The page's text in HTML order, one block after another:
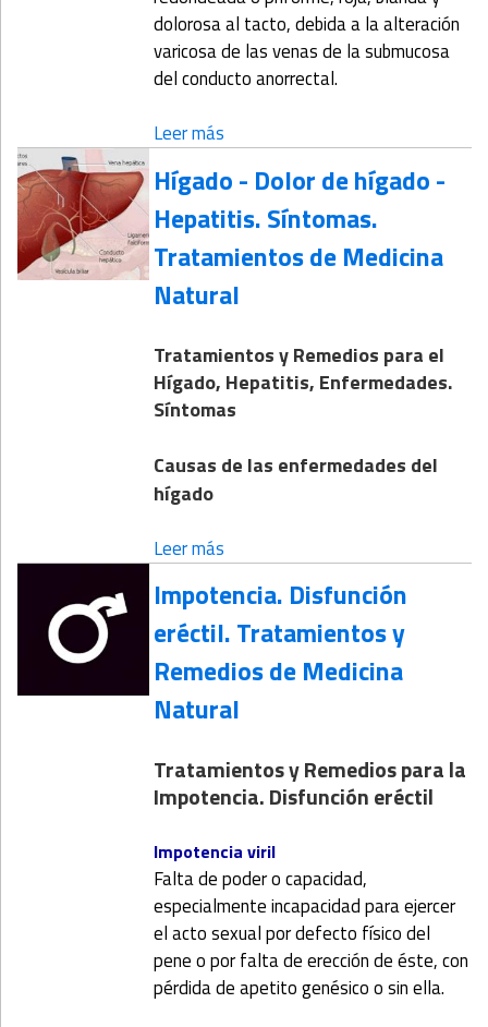
dolorosa al tacto, debida a la alteración
varicosa de las venas de la submucosa
del conducto anorrectal.
Leer más
Hígado - Dolor de hígado -
Hepatitis. Síntomas.
Tratamientos de Medicina
Natural
Tratamientos y Remedios para el
Hígado, Hepatitis, Enfermedades.
Síntomas
Causas de las enfermedades del
hígado
Leer más
Impotencia. Disfunción
eréctil. Tratamientos y
Remedios de Medicina
Natural
Tratamientos y Remedios para la
Impotencia. Disfunción eréctil
Impotencia viril
Falta de poder o capacidad,
especialmente incapacidad para ejercer
el acto sexual por defecto físico del
pene o por falta de erección de éste, con
pérdida de apetito genésico o sin ella.